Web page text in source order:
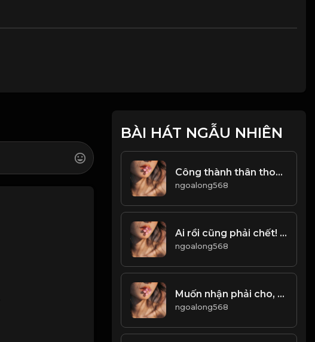
BÀI HÁT NGẪU NHIÊN
Công thành thân thoái, thiên chi đạo! Đạo
ngoalong568
Ai rồi cũng phải chết! & Đạo
ngoalong568
Muốn nhận phải cho, cuộc đời có phải mất Đạo
ngoalong568